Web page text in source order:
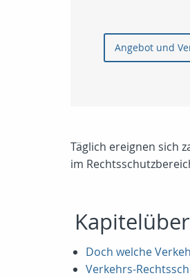
Angebot und
Täglich ereignen sich
im
Doch welche
Verkehrs-